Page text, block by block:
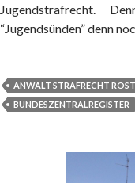
Jugendstrafrecht.
“Jugendsünden” denn
ANWALT STRAFRECHT
BUNDESZENTRALREGISTER